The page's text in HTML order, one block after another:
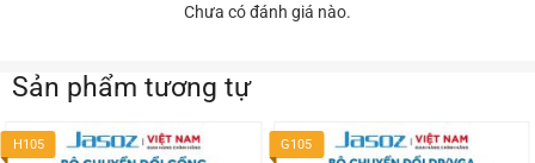
Chưa có đánh giá nào.
Sản phẩm tương tự
H105 G105